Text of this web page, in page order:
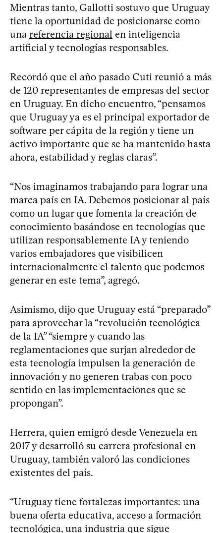
Mientras tanto, Gallotti sostuvo que Uruguay
tiene la oportunidad de posicionarse como
una referencia regional en inteligencia
artificial y tecnologías responsables.
Recordó que el año pasado Cuti reunió a más
de 120 representantes de empresas del sector
en Uruguay. En dicho encuentro, “pensamos
que Uruguay ya es el principal exportador de
software per cápita de la región y tiene un
activo importante que se ha mantenido hasta
ahora, estabilidad y reglas claras”.
“Nos imaginamos trabajando para lograr una
marca país en IA. Debemos posicionar al país
como un lugar que fomenta la creación de
conocimiento basándose en tecnologías que
utilizan responsablemente IA y teniendo
varios embajadores que visibilicen
internacionalmente el talento que podemos
generar en este tema”, agregó.
Asimismo, dijo que Uruguay está “preparado”
para aprovechar la “revolución tecnológica
de la IA” “siempre y cuando las
reglamentaciones que surjan alrededor de
esta tecnología impulsen la generación de
innovación y no generen trabas con poco
sentido en las implementaciones que se
propongan”.
Herrera, quien emigró desde Venezuela en
2017 y desarrolló su carrera profesional en
Uruguay, también valoró las condiciones
existentes del país.
“Uruguay tiene fortalezas importantes: una
buena oferta educativa, acceso a formación
tecnológica, una industria que sigue